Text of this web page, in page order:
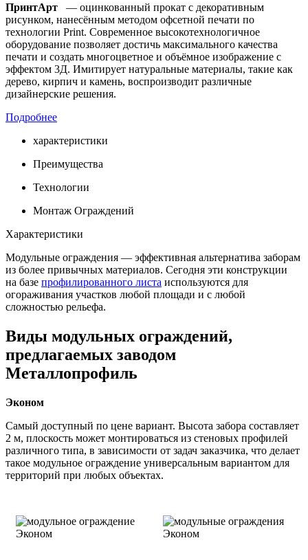
ПринтАрт
— оцинкованный прокат с декоративным
рисунком, нанесённым методом офсетной печати по
технологии Print. Современное высокотехнологичное
оборудование позволяет достичь максимального качества
печати и создать многоцветное и объёмное изображение с
эффектом 3Д. Имитирует натуральные материалы, такие как
дерево, кирпич и камень, воспроизводит различные
дизайнерские решения.
Подробнее
характеристики
Преимущества
Технологии
Монтаж Ограждений
Характеристики
Модульные ограждения — эффективная альтернатива заборам
из более привычных материалов. Сегодня эти конструкции
на базе профилированного листа используются для
огораживания участков любой площади и с любой
сложностью рельефа.
Виды модульных ограждений,
предлагаемых заводом
Металлопрофиль
Эконом
Самый доступный по цене вариант. Высота забора составляет
2 м, плоскость может монтироваться из стеновых профилей
различного типа, в зависимости от задач заказчика, что делает
такое модульное ограждение универсальным вариантом для
территорий при любых объектах.